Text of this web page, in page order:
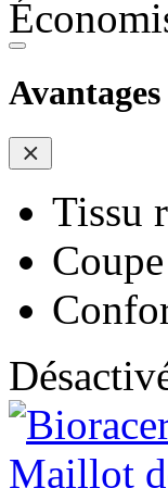
Avantages
Tissu